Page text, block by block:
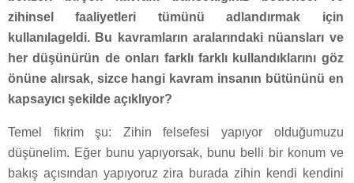
zihinsel faaliyetleri tümünü adlandırmak için
kullanılageldi. Bu kavramların aralarındaki nüansları ve
her düşünürün de onları farklı farklı kullandıklarını göz
önüne alırsak, sizce hangi kavram insanın bütününü en
kapsayıcı şekilde açıklıyor?
Temel fikrim şu: Zihin felsefesi yapıyor olduğumuzu
düşünelim. Eğer bunu yapıyorsak, bunu belli bir konum ve
bakış açısından yapıyoruz zira burada zihin kendi kendini